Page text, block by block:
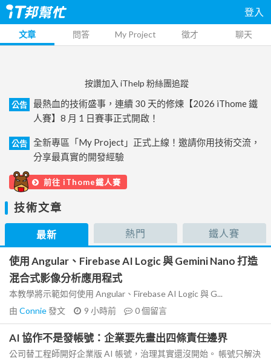
登入
文章 問答 My Project 徵才 聊天
按讚加入 iThelp 粉絲團追蹤
公告
最熱血的技術盛事，連續 30 天的修煉【2026 iThome 鐵
人賽】8 月 1 日賽事正式開啟！
公告
全新專區「My Project」正式上線！邀請你用技術交流，
分享最真實的開發經驗
前往 iThome鐵人賽
技術文章
最新 熱門 鐵人賽
使用 Angular、Firebase AI Logic 與 Gemini Nano 打造
混合式影像分析應用程式
本教學將示範如何使用 Angular、Firebase AI Logic 與 G...
由 Connie發文 9 小時前 0個留言
AI 協作不是發帳號：企業要先畫出四條責任邊界
公司替工程師開好企業版 AI 帳號，治理其實還沒開始。 帳號只解決